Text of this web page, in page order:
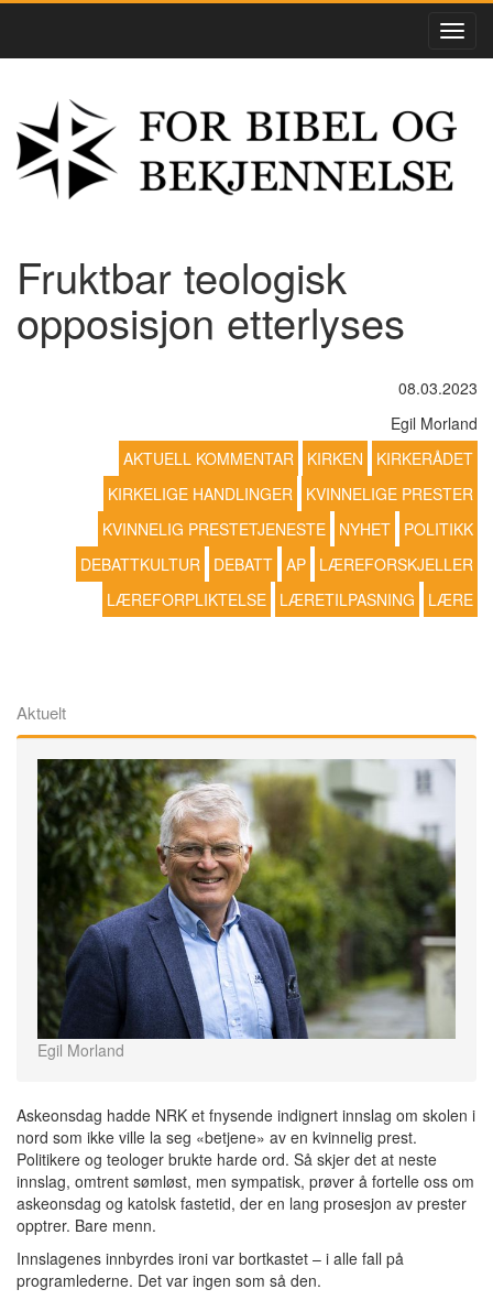
Fruktbar teologisk
opposisjon etterlyses
08.03.2023
Egil Morland
AKTUELL KOMMENTAR
KIRKEN
KIRKERÅDET
KIRKELIGE HANDLINGER
KVINNELIGE PRESTER
KVINNELIG PRESTETJENESTE
NYHET
POLITIKK
DEBATTKULTUR
DEBATT AP
LÆREFORSKJELLER
LÆREFORPLIKTELSE
LÆRETILPASNING LÆRE
Aktuelt
Egil Morland
Askeonsdag hadde NRK et fnysende indignert innslag om skolen i
nord som ikke ville la seg «betjene» av en kvinnelig prest.
Politikere og teologer brukte harde ord. Så skjer det at neste
innslag, omtrent sømløst, men sympatisk, prøver å fortelle oss om
askeonsdag og katolsk fastetid, der en lang prosesjon av prester
opptrer. Bare menn.
Innslagenes innbyrdes ironi var bortkastet – i alle fall på
programlederne. Det var ingen som så den.